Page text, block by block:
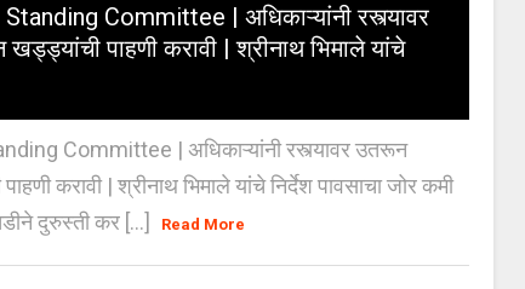
Committee | अधिकाऱ्यांनी रस्त्यावर
पाहणी करावी | श्रीनाथ भिमाले यांचे
Committee | अधिकाऱ्यांनी रस्त्यावर उतरून
करावी | श्रीनाथ भिमाले यांचे निर्देश पावसाचा जोर कमी
दुरुस्ती कर [...]
Read More